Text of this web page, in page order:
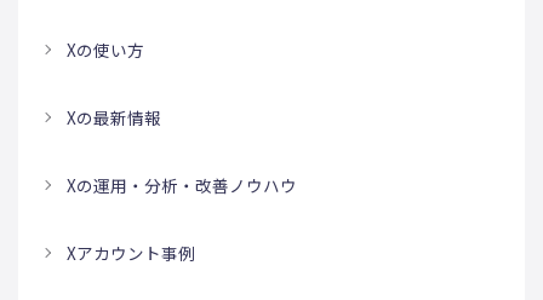
Xの使い方
Xの最新情報
Xの運用・分析・改善ノウハウ
Xアカウント事例